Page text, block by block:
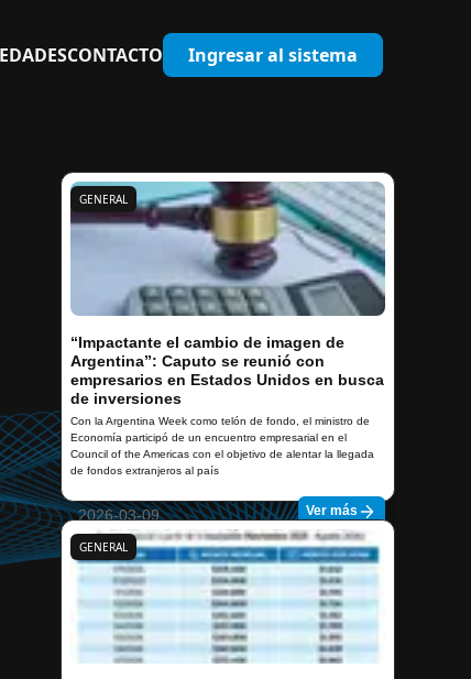
CONTACTO Ingresar al sistema
GENERAL
“Impactante el cambio de imagen de
Argentina”: Caputo se reunió con
empresarios en Estados Unidos en busca
de inversiones
Con la Argentina Week como telón de fondo, el ministro de
Economía participó de un encuentro empresarial en el
Council of the Americas con el objetivo de alentar la llegada
de fondos extranjeros al país
2026-03-09 Ver más
GENERAL